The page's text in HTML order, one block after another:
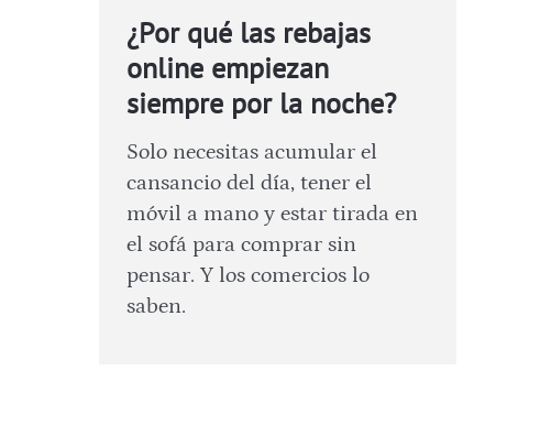
¿Por qué las rebajas
online empiezan
siempre por la noche?
Solo necesitas acumular el
cansancio del día, tener el
móvil a mano y estar tirada en
el sofá para comprar sin
pensar. Y los comercios lo
saben.